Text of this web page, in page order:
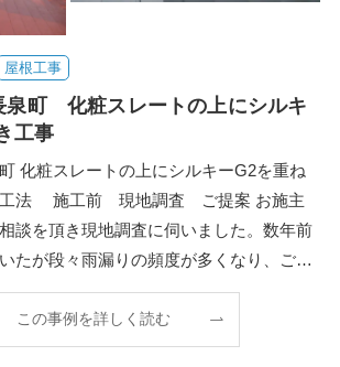
屋根工事
泉町 化粧スレートの上にシルキ
工事
化粧スレートの上にシルキーG2を重ね
案 お施主
談を頂き現地調査に伺いました。数年前
たが段々雨漏りの頻度が多くなり、ご自
ングや屋根塗装をしてみたが改
この事例を詳しく読む